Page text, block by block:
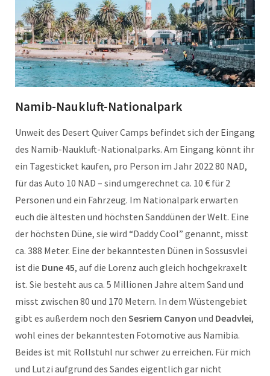
Namib-Naukluft-Nationalpark
Unweit des Desert Quiver Camps befindet sich der Eingang
des Namib-Naukluft-Nationalparks. Am Eingang könnt ihr
ein Tagesticket kaufen, pro Person im Jahr 2022 80 NAD,
für das Auto 10 NAD – sind umgerechnet ca. 10 € für 2
Personen und ein Fahrzeug. Im Nationalpark erwarten
euch die ältesten und höchsten Sanddünen der Welt. Eine
der höchsten Düne, sie wird “Daddy Cool” genannt, misst
ca. 388 Meter. Eine der bekanntesten Dünen in Sossusvlei
ist die Dune 45, auf die Lorenz auch gleich hochgekraxelt
ist. Sie besteht aus ca. 5 Millionen Jahre altem Sand und
misst zwischen 80 und 170 Metern. In dem Wüstengebiet
gibt es außerdem noch den Sesriem Canyon und Deadvlei,
wohl eines der bekanntesten Fotomotive aus Namibia.
Beides ist mit Rollstuhl nur schwer zu erreichen. Für mich
und Lutzi aufgrund des Sandes eigentlich gar nicht